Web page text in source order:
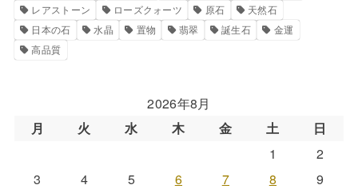
レアストーン
ローズクォーツ 原石
天然石
日本の石
水晶 置物 翡翠 誕生石
金運
高品質
2026年8月
月
火 水 木 金 土
日
1
2
3
4 5 6 7 8
9